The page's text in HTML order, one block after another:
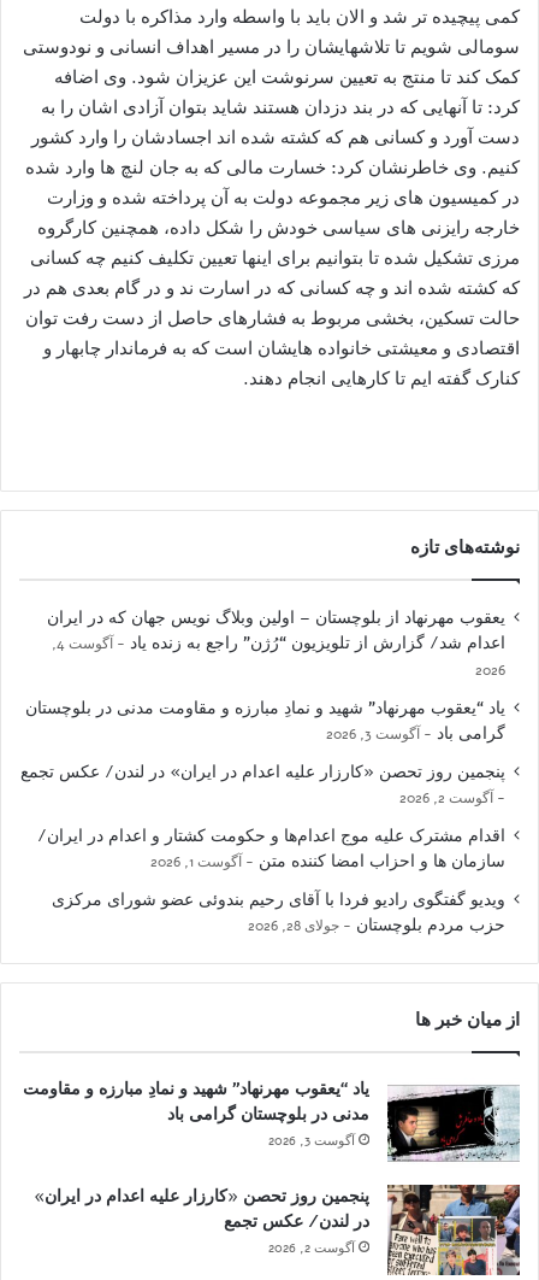
کمی پیچیده تر شد و الان باید با واسطه وارد مذاکره با دولت
سومالی شویم تا تلاشهایشان را در مسیر اهداف انسانی و نودوستی
کمک کند تا منتج به تعیین سرنوشت این عزیزان شود. وی اضافه
کرد: تا آنهایی که در بند دزدان هستند شاید بتوان آزادی اشان را به
دست آورد و کسانی هم که کشته شده اند اجسادشان را وارد کشور
کنیم. وی خاطرنشان کرد: خسارت مالی که به جان لنچ ها وارد شده
در کمیسیون های زیر مجموعه دولت به آن پرداخته شده و وزارت
خارجه رایزنی های سیاسی خودش را شکل داده، همچنین کارگروه
مرزی تشکیل شده تا بتوانیم برای اینها تعیین تکلیف کنیم چه کسانی
که کشته شده اند و چه کسانی که در اسارت ند و در گام بعدی هم در
حالت تسکین، بخشی مربوط به فشارهای حاصل از دست رفت توان
اقتصادی و معیشتی خانواده هایشان است که به فرماندار چابهار و
کنارک گفته ایم تا کارهایی انجام دهند.
نوشته‌های تازه
یعقوب مهرنهاد از بلوچستان – اولین وبلاگ نویس جهان که در ایران
اعدام شد/ گزارش از تلویزیون “رُژن” راجع به زنده یاد
آگوست 4,
2026
یاد “یعقوب مهرنهاد” شهید و نمادِ مبارزه و مقاومت مدنی در بلوچستان
گرامی باد
آگوست 3, 2026
پنجمین روز تحصن «کارزار علیه اعدام در ایران» در لندن/ عکس تجمع
آگوست 2, 2026
اقدام مشترک علیه موج اعدام‌ها و حکومت کشتار و اعدام در ایران/
سازمان ها و احزاب امضا کننده متن
آگوست 1, 2026
ویدیو گفتگوی رادیو فردا با آقای رحیم بندوئی عضو شورای مرکزی
حزب مردم بلوچستان
جولای 28, 2026
از میان خبر ها
یاد “یعقوب مهرنهاد” شهید و نمادِ مبارزه و مقاومت
مدنی در بلوچستان گرامی باد
آگوست 3, 2026
پنجمین روز تحصن «کارزار علیه اعدام در ایران»
در لندن/ عکس تجمع
آگوست 2, 2026